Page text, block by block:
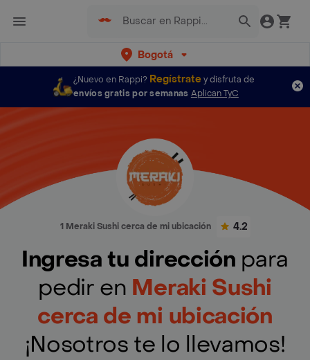
Bogotá
¿Nuevo en Rappi? Regístratey disfruta de
envíos gratis por semanas Aplican TyC
1 Meraki Sushi cerca de mi ubicación 4.2
Ingresa tu dirección para
pedir en Meraki Sushi
cerca de mi ubicación
¡Nosotros te lo llevamos!